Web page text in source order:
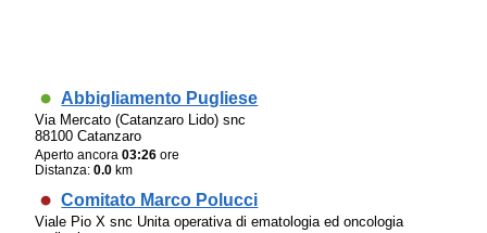
Abbigliamento Pugliese
Via Mercato (Catanzaro Lido) snc
88100 Catanzaro
Aperto ancora03:26 ore
Distanza:0.0 km
Comitato Marco Polucci
Viale Pio X snc Unita operativa di ematologia ed oncologia